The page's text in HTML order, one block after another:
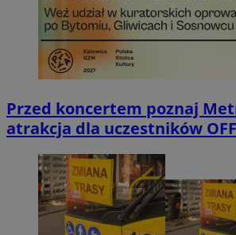
Przed koncertem poznaj
atrakcja dla uczestników